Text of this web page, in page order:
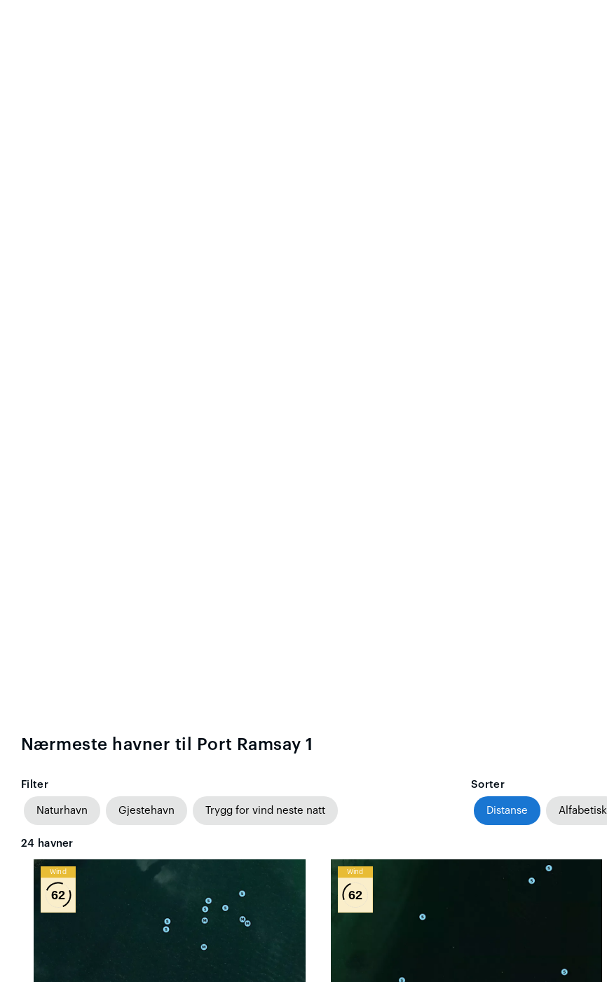
Nærmeste havner til Port Ramsay 1
Filter
Naturhavn Gjestehavn Trygg for vind neste natt
Sorter
Distanse Alfabetisk
24 havner
Wind
62
Wind
62